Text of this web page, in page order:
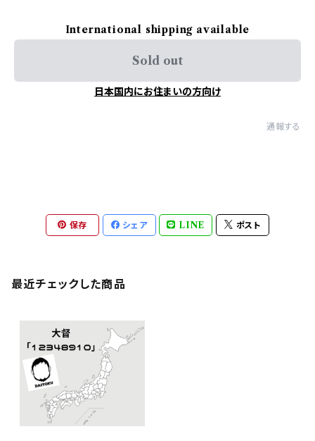
International shipping available
Sold out
日本国内にお住まいの方向け
通報する
保存 シェア LINE ポスト
最近チェックした商品